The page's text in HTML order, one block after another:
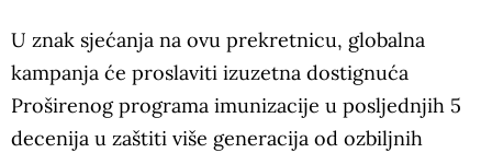
U znak sjećanja na ovu prekretnicu, globalna
kampanja će proslaviti izuzetna dostignuća
Proširenog programa imunizacije u posljednjih 5
decenija u zaštiti više generacija od ozbiljnih